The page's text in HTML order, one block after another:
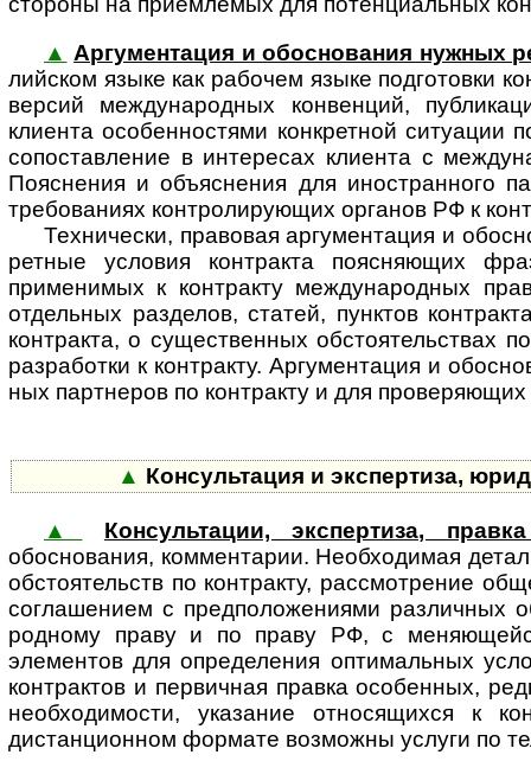
▲ Аргументация и обоснования нужных
лий­ском языке как рабочем языке подготовки
версий между­на­род­ных конвенций,
клиента особенностями конкретной
сопоставление в интересах клиента с
Пояснения и объяснения для ино­стран­ного
требованиях конт­ро­ли­ру­ю­щих органов РФ к
Технически, правовая аргументация и
рет­ные условия контракта поясняющих
применимых к контракту между­на­род­ных
отдельных разделов, статей, пунктов
контракта, о существенных обстоя­тельствах
разработки к контракту. Аргумен­тация и
ных партнеров по контракту и для
▲ Консультация и экспертиза,
▲
Консультации, экспертиза,
обоснования, комментарии. Необхо­димая
обстоя­тельств по контракту, рассмот­рение
соглашением с предположениями различных
род­ному праву и по праву РФ, с
элементов для определения оптимальных
контрактов и первичная правка особенных,
необходимости, указание относящихся к
дистанционном формате возможны услуги по